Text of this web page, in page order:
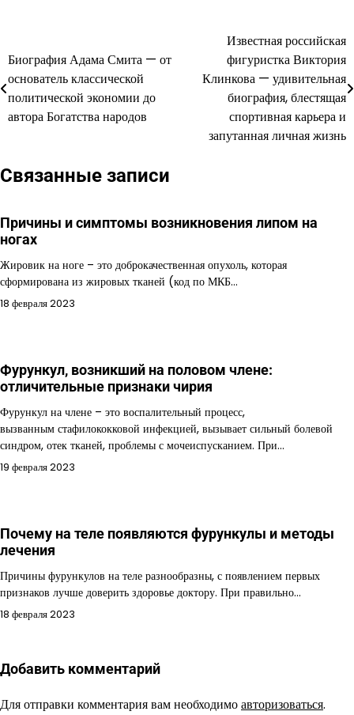
по
записям
Биография Адама Смита — от
основатель классической
политической экономии до
автора Богатства народов
Известная российская
фигуристка Виктория
Клинкова — удивительная
биография, блестящая
спортивная карьера и
запутанная личная жизнь
Связанные записи
Причины и симптомы возникновения липом на
ногах
Жировик на ноге – это доброкачественная опухоль, которая
сформирована из жировых тканей (код по МКБ…
18 февраля 2023
Фурункул, возникший на половом члене:
отличительные признаки чирия
Фурункул на члене – это воспалительный процесс,
вызванным стафилококковой инфекцией, вызывает сильный болевой
синдром, отек тканей, проблемы с мочеиспусканием. При…
19 февраля 2023
Почему на теле появляются фурункулы и методы
лечения
Причины фурункулов на теле разнообразны, с появлением первых
признаков лучше доверить здоровье доктору. При правильно…
18 февраля 2023
Добавить комментарий
Для отправки комментария вам необходимоавторизоваться.